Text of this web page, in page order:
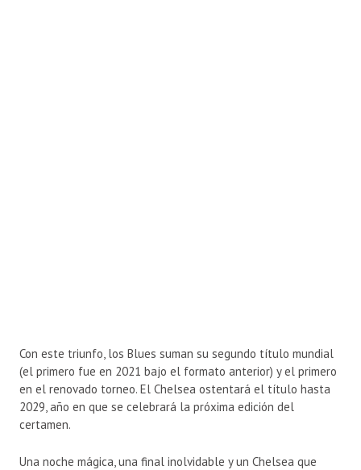
Con este triunfo, los Blues suman su segundo título mundial
(el primero fue en 2021 bajo el formato anterior) y el primero
en el renovado torneo. El Chelsea ostentará el título hasta
2029, año en que se celebrará la próxima edición del
certamen.
Una noche mágica, una final inolvidable y un Chelsea que